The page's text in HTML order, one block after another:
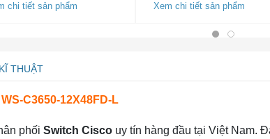
trên 5
chi tiết sản phẩm
5.00trên 5
2
Xem chi tiết sản phẩm
THUẬT
C3650-12X48FD-L
phối Switch Cisco uy tín hàng đầu tại Việt Nam.